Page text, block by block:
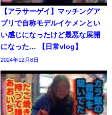
【アラサーゲイ】マッチングア
プリで自称モデルイケメンとい
い感じになったけど最悪な展開
になった… 【日常vlog】
2024年12月8日